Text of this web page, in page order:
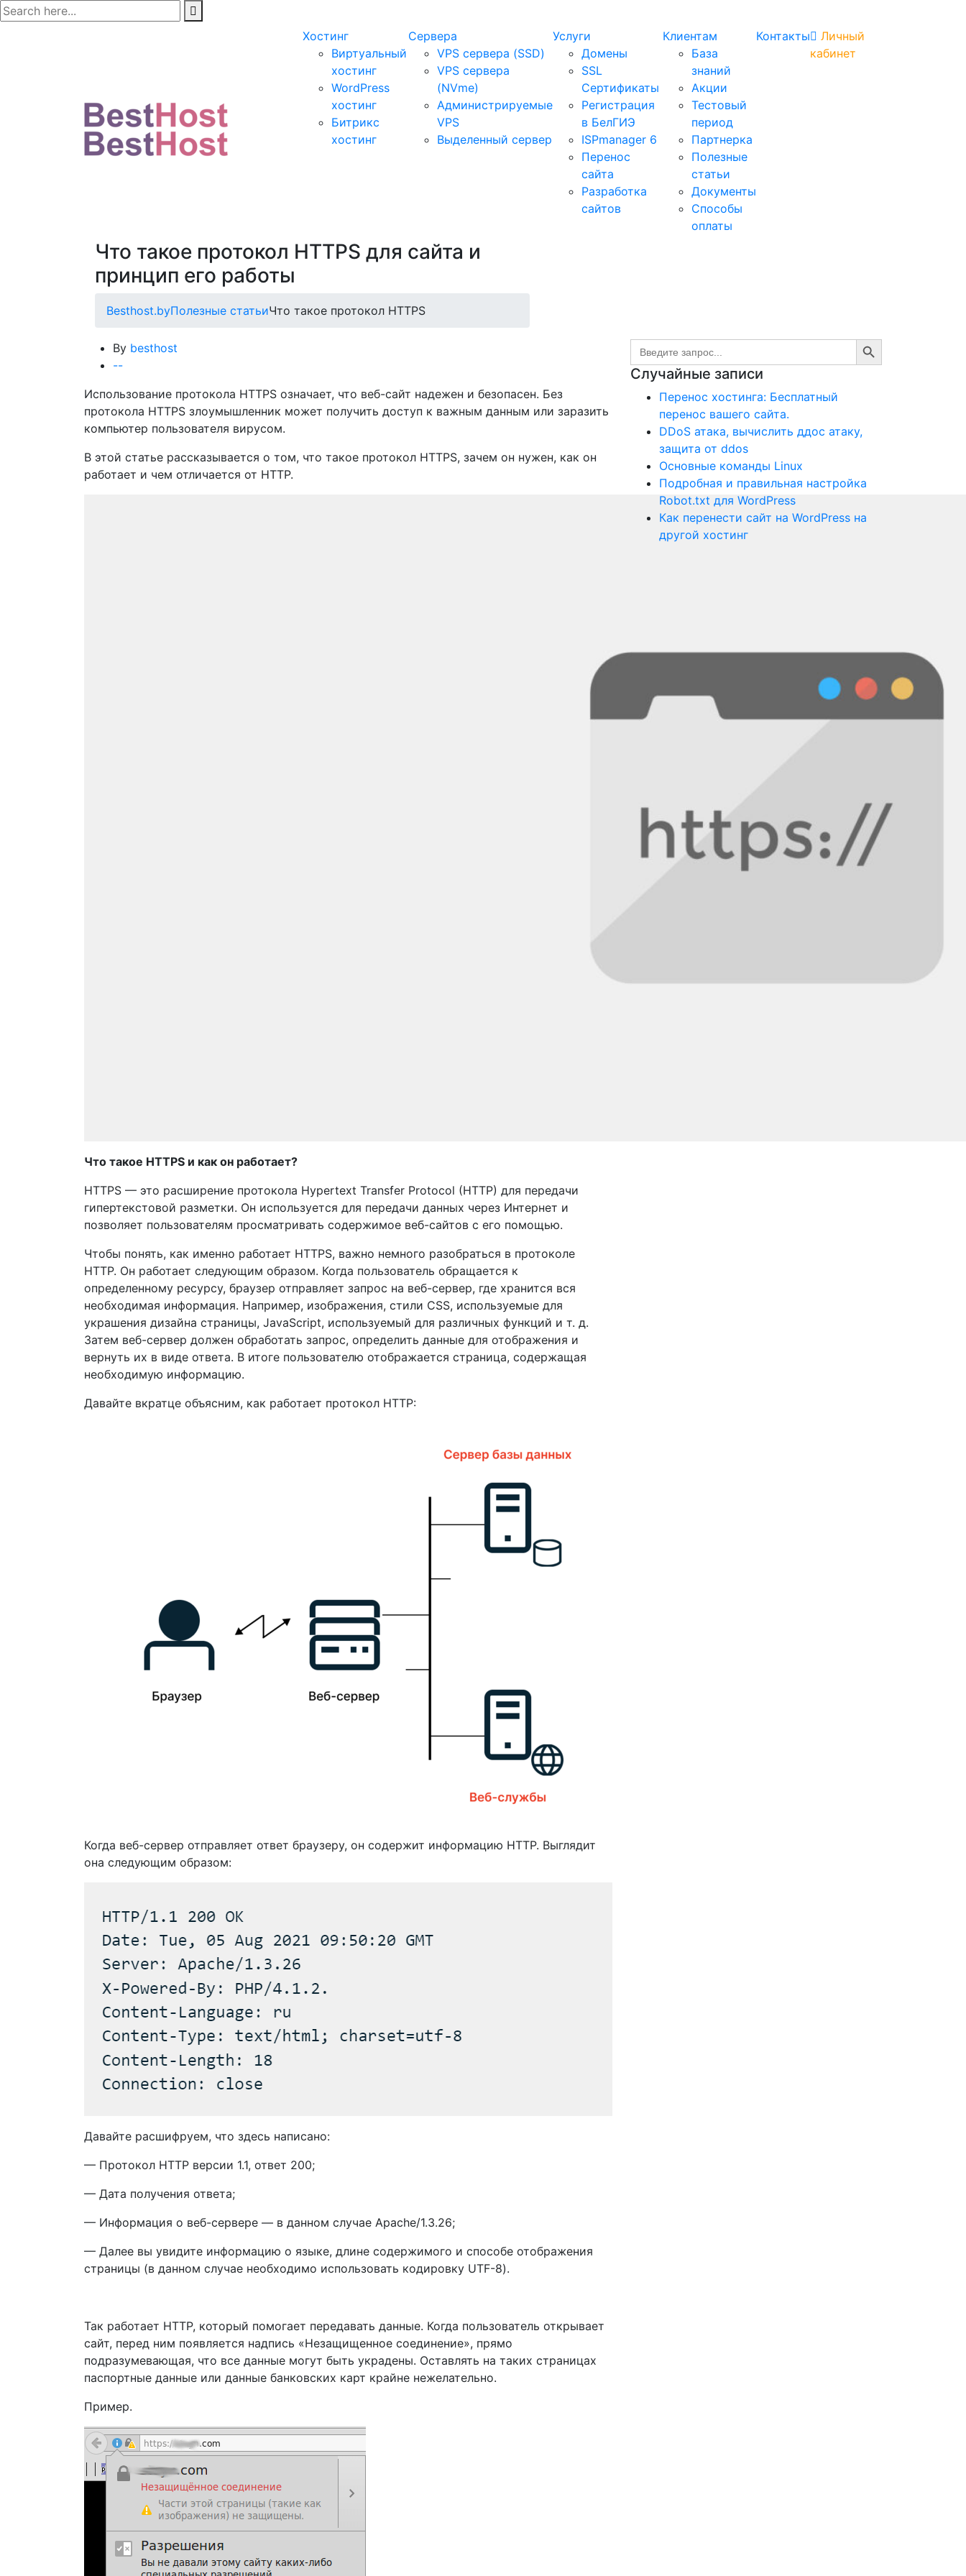
Хостинг
Виртуальный
хостинг
WordPress
хостинг
Битрикс
хостинг
Сервера
VPS сервера (SSD)
VPS сервера
(NVme)
Администрируемые
VPS
Выделенный сервер
Услуги
Домены
SSL
Сертификаты
Регистрация
в БелГИЭ
ISPmanager 6
Перенос
сайта
Разработка
сайтов
Клиентам
База
знаний
Акции
Тестовый
период
Партнерка
Полезные
статьи
Документы
Способы
оплаты
Контакты
Личный
кабинет
Что такое протокол HTTPS для сайта и
принцип его работы
Besthost.byПолезные статьиЧто такое протокол HTTPS
By besthost
--
Использование протокола HTTPS означает, что веб-сайт надежен и безопасен. Без
протокола HTTPS злоумышленник может получить доступ к важным данным или заразить
компьютер пользователя вирусом.
В этой статье рассказывается о том, что такое протокол HTTPS, зачем он нужен, как он
работает и чем отличается от HTTP.
Что такое HTTPS и как он работает?
HTTPS — это расширение протокола Hypertext Transfer Protocol (HTTP) для передачи
гипертекстовой разметки. Он используется для передачи данных через Интернет и
позволяет пользователям просматривать содержимое веб-сайтов с его помощью.
Чтобы понять, как именно работает HTTPS, важно немного разобраться в протоколе
HTTP. Он работает следующим образом. Когда пользователь обращается к
определенному ресурсу, браузер отправляет запрос на веб-сервер, где хранится вся
необходимая информация. Например, изображения, стили CSS, используемые для
украшения дизайна страницы, JavaScript, используемый для различных функций и т. д.
Затем веб-сервер должен обработать запрос, определить данные для отображения и
вернуть их в виде ответа. В итоге пользователю отображается страница, содержащая
необходимую информацию.
Давайте вкратце объясним, как работает протокол HTTP:
Когда веб-сервер отправляет ответ браузеру, он содержит информацию HTTP. Выглядит
она следующим образом:
Давайте расшифруем, что здесь написано:
— Протокол HTTP версии 1.1, ответ 200;
— Дата получения ответа;
— Информация о веб-сервере — в данном случае Apache/1.3.26;
— Далее вы увидите информацию о языке, длине содержимого и способе отображения
страницы (в данном случае необходимо использовать кодировку UTF-8).
Так работает HTTP, который помогает передавать данные. Когда пользователь открывает
сайт, перед ним появляется надпись «Незащищенное соединение», прямо
подразумевающая, что все данные могут быть украдены. Оставлять на таких страницах
паспортные данные или данные банковских карт крайне нежелательно.
Пример.
Search
for:
Search Button
Случайные записи
Перенос хостинга: Бесплатный
перенос вашего сайта.
DDoS атака, вычислить ддос атаку,
защита от ddos
Основные команды Linux
Подробная и правильная настройка
Robot.txt для WordPress
Как перенести сайт на WordPress на
другой хостинг